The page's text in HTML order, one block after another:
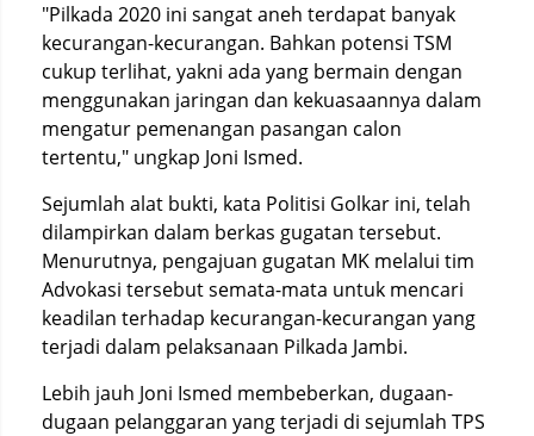
"Pilkada 2020 ini sangat aneh terdapat banyak
kecurangan-kecurangan. Bahkan potensi TSM
cukup terlihat, yakni ada yang bermain dengan
menggunakan jaringan dan kekuasaannya dalam
mengatur pemenangan pasangan calon
tertentu," ungkap Joni Ismed.
Sejumlah alat bukti, kata Politisi Golkar ini, telah
dilampirkan dalam berkas gugatan tersebut.
Menurutnya, pengajuan gugatan MK melalui tim
Advokasi tersebut semata-mata untuk mencari
keadilan terhadap kecurangan-kecurangan yang
terjadi dalam pelaksanaan Pilkada Jambi.
Lebih jauh Joni Ismed membeberkan, dugaan-
dugaan pelanggaran yang terjadi di sejumlah TPS